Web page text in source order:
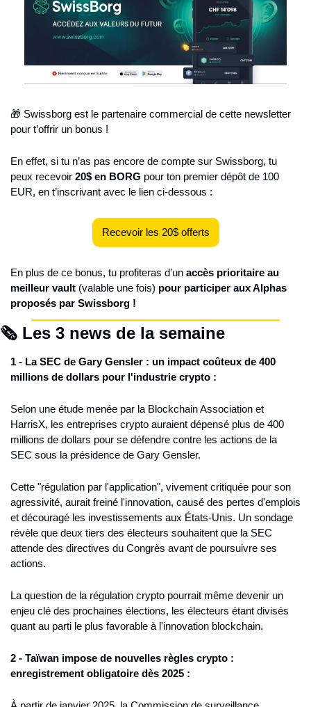
🎁 Swissborg est le partenaire commercial de cette newsletter
pour t’offrir un bonus !
En effet, si tu n’as pas encore de compte sur Swissborg, tu
peux recevoir 20$ en BORG pour ton premier dépôt de 100
EUR, en t’inscrivant avec le lien ci-dessous :
Recevoir les 20$ offerts
En plus de ce bonus, tu profiteras d’un accès prioritaire au
meilleur vault (valable une fois) pour participer aux Alphas
proposés par Swissborg !
🗞️ Les 3 news de la semaine
1 - La SEC de Gary Gensler : un impact coûteux de 400
millions de dollars pour l'industrie crypto :
Selon une étude menée par la Blockchain Association et
HarrisX, les entreprises crypto auraient dépensé plus de 400
millions de dollars pour se défendre contre les actions de la
SEC sous la présidence de Gary Gensler.
Cette "régulation par l'application", vivement critiquée pour son
agressivité, aurait freiné l'innovation, causé des pertes d'emplois
et découragé les investissements aux États-Unis. Un sondage
révèle que deux tiers des électeurs souhaitent que la SEC
attende des directives du Congrès avant de poursuivre ses
actions.
La question de la régulation crypto pourrait même devenir un
enjeu clé des prochaines élections, les électeurs étant divisés
quant au parti le plus favorable à l'innovation blockchain.
2 - Taïwan impose de nouvelles règles crypto :
enregistrement obligatoire dès 2025 :